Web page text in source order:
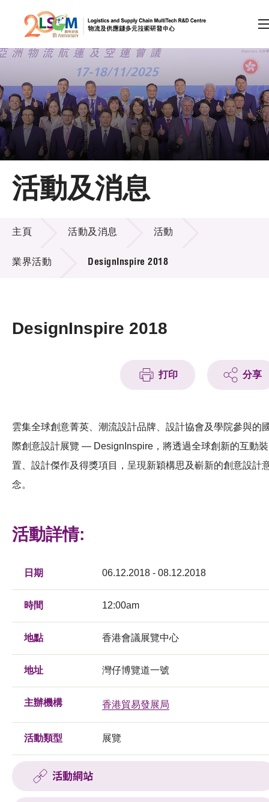
跳到內容（按回車鍵）
會員登入
A A EN 繁 简
主頁
關於LSCM
技術商品化
項目及資助計劃
活動及消息
科技分享
會籍
活動及消息
活動及消息
主頁 活動及消息 活動
業界活動 DesignInspire 2018
DesignInspire 2018
打印 分享
雲集全球創意菁英、潮流設計品牌、設計協會及學院參與的
際創意設計展覽 — DesignInspire，將透過全球創新的互動裝
置、設計傑作及得獎項目，呈現新穎構思及嶄新的創意設計
念。
活動詳情:
日期 06.12.2018 - 08.12.2018
時間 12:00am
地點 香港會議展覽中心
地址 灣仔博覽道一號
主辦機構 香港貿易發展局
活動類型 展覽
活動網站